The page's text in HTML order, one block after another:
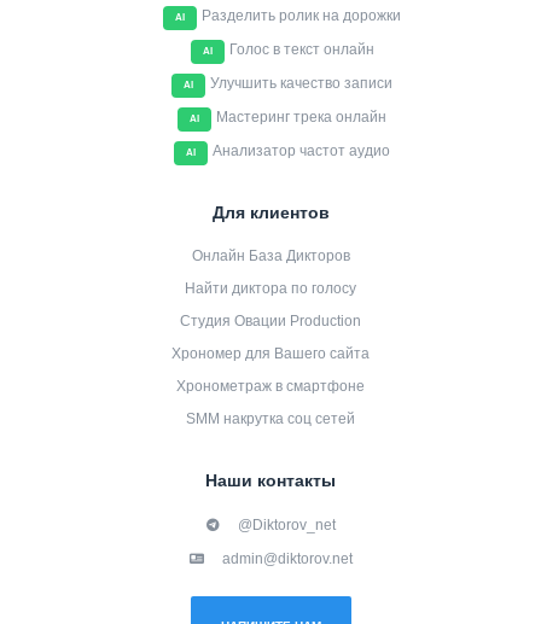
AI Разделить ролик на дорожки
AI Голос в текст онлайн
AI Улучшить качество записи
AI Мастеринг трека онлайн
AI Анализатор частот аудио
Для клиентов
Онлайн База Дикторов
Найти диктора по голосу
Студия Овации Production
Хрономер для Вашего сайта
Хронометраж в смартфоне
SMM накрутка соц сетей
Наши контакты
@Diktorov_net
admin@diktorov.net